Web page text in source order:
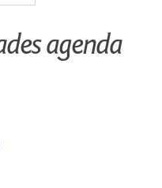
agenda